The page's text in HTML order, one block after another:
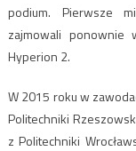
podium. Pierwsze
zajmowali
Hyperion 2.
W 2015 roku w
Politechniki
z Politechniki